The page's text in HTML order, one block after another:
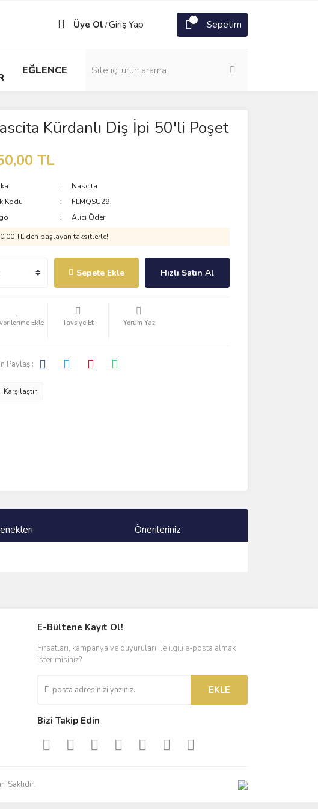
Üye Ol /Giriş Yap Sepetim
EĞLENCE
Kürdanlı Diş İpi 50'li Poşet
TL
Nascita
Kodu
FLMQSU29
Alıcı Öder
TL den başlayan taksitlerle!
Sepete Ekle Hızlı Satın Al
Tavsiye Et Yorum Yaz
Paylaş :
Karşılaştır
Önerileriniz
E-Bültene Kayıt Ol!
Fırsatları, kampanya ve duyuruları ile ilgili e-posta almak
ister misiniz?
EKLE
Bizi Takip Edin
Saklıdır.